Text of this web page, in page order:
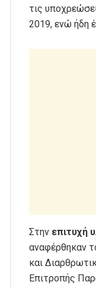
τις
2019, ενώ ήδη
Στην επιτυχή
αναφέρθηκαν
και
Επιτροπής